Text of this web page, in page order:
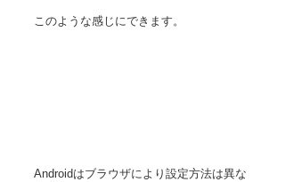
このような感じにできます。
Androidはブラウザにより設定方法は異な